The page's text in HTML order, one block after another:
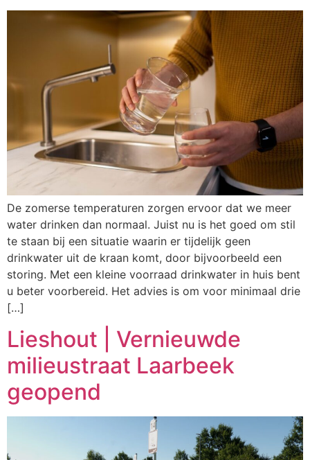
De zomerse temperaturen zorgen ervoor dat we meer
water drinken dan normaal. Juist nu is het goed om stil
te staan bij een situatie waarin er tijdelijk geen
drinkwater uit de kraan komt, door bijvoorbeeld een
storing. Met een kleine voorraad drinkwater in huis bent
u beter voorbereid. Het advies is om voor minimaal drie
[…]
Lieshout | Vernieuwde
milieustraat Laarbeek
geopend